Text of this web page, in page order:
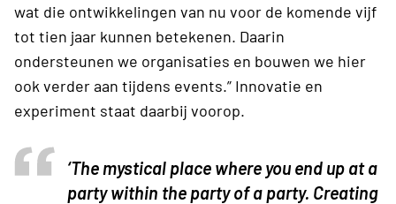
wat die ontwikkelingen van nu voor de komende vijf
tot tien jaar kunnen betekenen. Daarin
ondersteunen we organisaties en bouwen we hier
ook verder aan tijdens events.” Innovatie en
experiment staat daarbij voorop.
‘The mystical place where you end up at a
party within the party of a party. Creating